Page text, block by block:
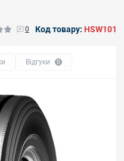
0 Код товару: HSW101
Відгуки 0